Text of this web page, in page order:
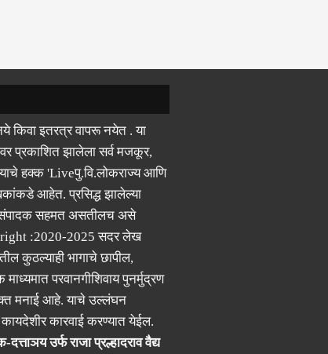
किवा इतरत्र वापरू नयेत . या
प्रकाशित झालेला सर्व मजकूर,
हक्क 'Liveपु.वि.लोकराज्य आणि
आहेत. प्रसिद्ध झालेल्या
सहमत असतीलच असे
:2020-2025 सदर लेख
कुठल्याही भागाचे छापील,
परवानगीशिवाय पुनर्मुद्रण
मनाई आहे. याचे उल्लंघन
कायदेशीर कारवाई करण्यात येईल.
उर्फ राजा प्रल्हादराव वैद्य